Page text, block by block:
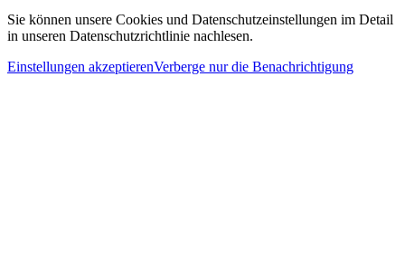
Sie können unsere Cookies und Datenschutzeinstellungen im Detail
in unseren Datenschutzrichtlinie nachlesen.
Einstellungen akzeptierenVerberge nur die Benachrichtigung